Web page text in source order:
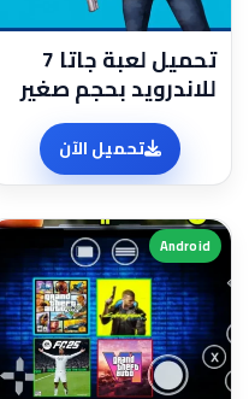
تحميل لعبة جاتا 7
للاندرويد بحجم صغير
تحميل الآن
Android